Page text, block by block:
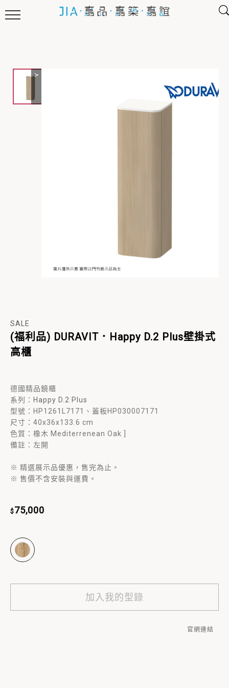
SALE
(福利品) DURAVIT．Happy D.2 Plus壁掛式
高櫃
德國精品鏡櫃
系列： Happy D.2 Plus
型號：HP1261L7171、蓋板HP030007171
尺寸：40x36x133.6 cm
色質：橡木 Mediterrenean Oak ]
備註：左開
※ 精選展示品優惠，售完為止。
※ 售價不含安裝與運費。
75,000
加入我的型錄
官網連結